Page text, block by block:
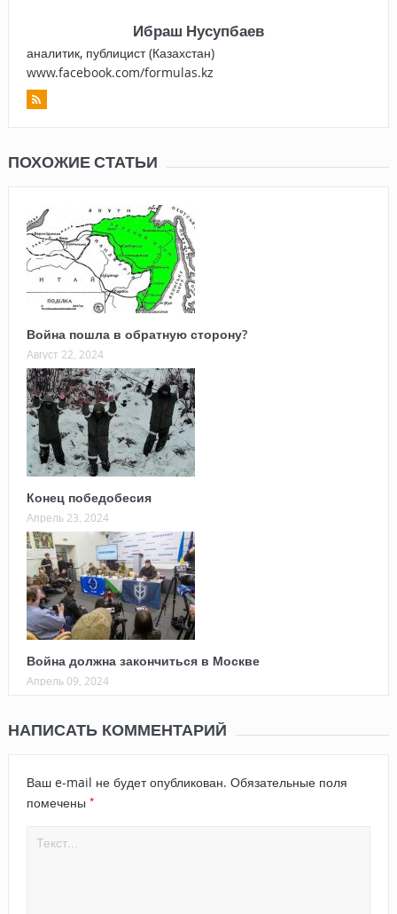
Ибраш Нусупбаев
аналитик, публицист (Казахстан)
www.facebook.com/formulas.kz
ПОХОЖИЕ СТАТЬИ
Война пошла в обратную сторону?
Август 22, 2024
Конец победобесия
Апрель 23, 2024
Война должна закончиться в Москве
Апрель 09, 2024
НАПИСАТЬ КОММЕНТАРИЙ
Ваш e-mail не будет опубликован. Обязательные поля
помечены *